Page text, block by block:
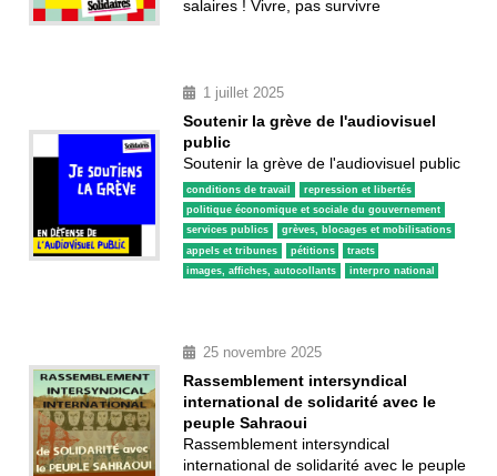
salaires ! Vivre, pas survivre
1 juillet 2025
Soutenir la grève de l'audiovisuel
public
Soutenir la grève de l'audiovisuel public
conditions de travail
repression et libertés
politique économique et sociale du gouvernement
services publics
grèves, blocages et mobilisations
appels et tribunes
pétitions
tracts
images, affiches, autocollants
interpro national
25 novembre 2025
Rassemblement intersyndical
international de solidarité avec le
peuple Sahraoui
Rassemblement intersyndical
international de solidarité avec le peuple